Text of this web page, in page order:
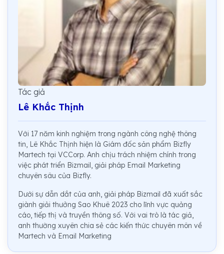
Tác giả
Lê Khắc Thịnh
Với 17 năm kinh nghiệm trong ngành công nghệ thông
tin, Lê Khắc Thịnh hiện là Giám đốc sản phẩm Bizfly
Martech tại VCCorp. Anh chịu trách nhiệm chính trong
việc phát triển Bizmail, giải pháp Email Marketing
chuyên sâu của Bizfly.
Dưới sự dẫn dắt của anh, giải pháp Bizmail đã xuất sắc
giành giải thưởng Sao Khuê 2023 cho lĩnh vực quảng
cáo, tiếp thị và truyền thông số. Với vai trò là tác giả,
anh thường xuyên chia sẻ các kiến thức chuyên môn về
Martech và Email Marketing